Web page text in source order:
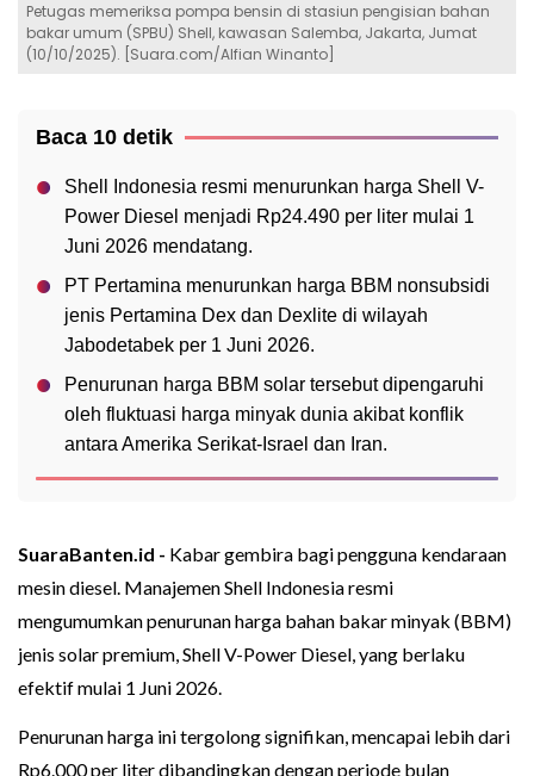
Petugas memeriksa pompa bensin di stasiun pengisian bahan
bakar umum (SPBU) Shell, kawasan Salemba, Jakarta, Jumat
(10/10/2025). [Suara.com/Alfian Winanto]
Baca 10 detik
Shell Indonesia resmi menurunkan harga Shell V-
Power Diesel menjadi Rp24.490 per liter mulai 1
Juni 2026 mendatang.
PT Pertamina menurunkan harga BBM nonsubsidi
jenis Pertamina Dex dan Dexlite di wilayah
Jabodetabek per 1 Juni 2026.
Penurunan harga BBM solar tersebut dipengaruhi
oleh fluktuasi harga minyak dunia akibat konflik
antara Amerika Serikat-Israel dan Iran.
SuaraBanten.id - Kabar gembira bagi pengguna kendaraan
mesin diesel. Manajemen Shell Indonesia resmi
mengumumkan penurunan harga bahan bakar minyak (BBM)
jenis solar premium, Shell V-Power Diesel, yang berlaku
efektif mulai 1 Juni 2026.
Penurunan harga ini tergolong signifikan, mencapai lebih dari
Rp6.000 per liter dibandingkan dengan periode bulan